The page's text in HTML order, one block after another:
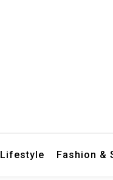
Lifestyle Fashion &